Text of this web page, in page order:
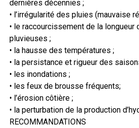
dernières décennies ;
• l’irrégularité des pluies (mauvaise
• le raccourcissement de la longueur
pluvieuses ;
• la hausse des températures ;
• la persistance et rigueur des
• les inondations ;
• les feux de brousse fréquents;
• l’érosion côtière ;
• la perturbation de la production
RECOMMANDATIONS